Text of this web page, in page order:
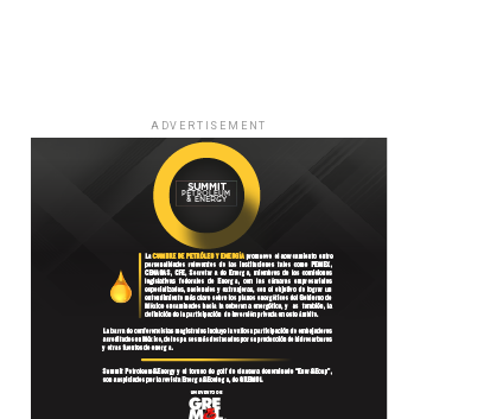
ADVERTISEMENT